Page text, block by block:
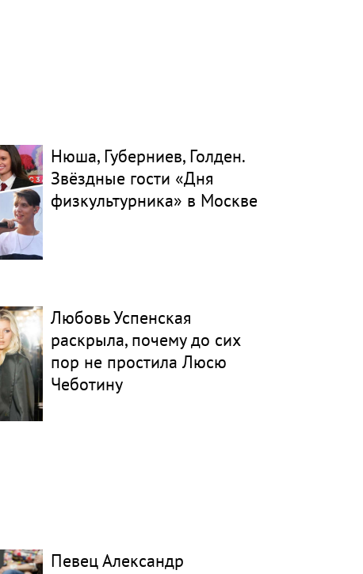
Нюша, Губерниев, Голден.
Звёздные гости «Дня
физкультурника» в Москве
Любовь Успенская
раскрыла, почему до сих
пор не простила Люсю
Чеботину
Певец Александр